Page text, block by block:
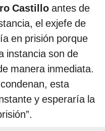
Castillo antes de
el exjefe de
en prisión porque
instancia son de
manera inmediata.
esta
y esperaría la